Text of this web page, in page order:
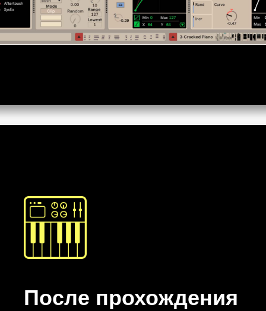
После прохождения